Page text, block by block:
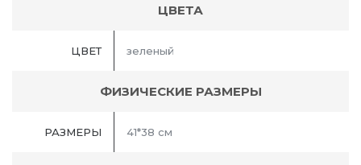
ЦВЕТА
ЦВЕТ зеленый
ФИЗИЧЕСКИЕ РАЗМЕРЫ
РАЗМЕРЫ 41*38 см